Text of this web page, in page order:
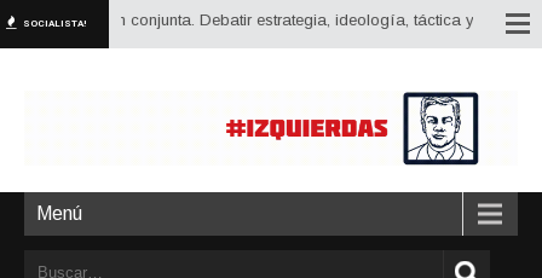
SOCIALISTA!
y la acción conjunta. Debatir estrategia, ideología, táctica y
Menú